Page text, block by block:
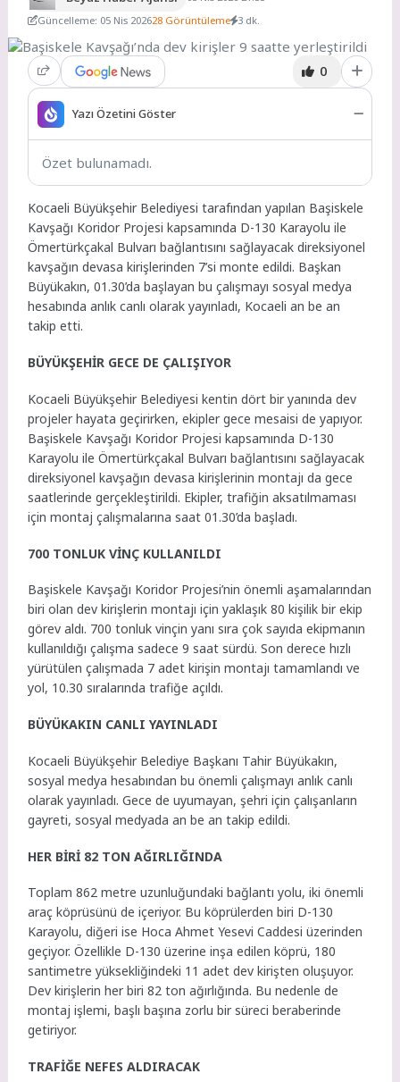
Güncelleme: 05 Nis 202628 Görüntüleme 3 dk.
0
Yazı Özetini Göster
Özet bulunamadı.
Kocaeli Büyükşehir Belediyesi tarafından yapılan Başiskele
Kavşağı Koridor Projesi kapsamında D-130 Karayolu ile
Ömertürkçakal Bulvarı bağlantısını sağlayacak direksiyonel
kavşağın devasa kirişlerinden 7’si monte edildi. Başkan
Büyükakın, 01.30’da başlayan bu çalışmayı sosyal medya
hesabında anlık canlı olarak yayınladı, Kocaeli an be an
takip etti.
BÜYÜKŞEHİR GECE DE ÇALIŞIYOR
Kocaeli Büyükşehir Belediyesi kentin dört bir yanında dev
projeler hayata geçirirken, ekipler gece mesaisi de yapıyor.
Başiskele Kavşağı Koridor Projesi kapsamında D-130
Karayolu ile Ömertürkçakal Bulvarı bağlantısını sağlayacak
direksiyonel kavşağın devasa kirişlerinin montajı da gece
saatlerinde gerçekleştirildi. Ekipler, trafiğin aksatılmaması
için montaj çalışmalarına saat 01.30’da başladı.
700 TONLUK VİNÇ KULLANILDI
Başiskele Kavşağı Koridor Projesi’nin önemli aşamalarından
biri olan dev kirişlerin montajı için yaklaşık 80 kişilik bir ekip
görev aldı. 700 tonluk vinçin yanı sıra çok sayıda ekipmanın
kullanıldığı çalışma sadece 9 saat sürdü. Son derece hızlı
yürütülen çalışmada 7 adet kirişin montajı tamamlandı ve
yol, 10.30 sıralarında trafiğe açıldı.
BÜYÜKAKIN CANLI YAYINLADI
Kocaeli Büyükşehir Belediye Başkanı Tahir Büyükakın,
sosyal medya hesabından bu önemli çalışmayı anlık canlı
olarak yayınladı. Gece de uyumayan, şehri için çalışanların
gayreti, sosyal medyada an be an takip edildi.
HER BİRİ 82 TON AĞIRLIĞINDA
Toplam 862 metre uzunluğundaki bağlantı yolu, iki önemli
araç köprüsünü de içeriyor. Bu köprülerden biri D-130
Karayolu, diğeri ise Hoca Ahmet Yesevi Caddesi üzerinden
geçiyor. Özellikle D-130 üzerine inşa edilen köprü, 180
santimetre yüksekliğindeki 11 adet dev kirişten oluşuyor.
Dev kirişlerin her biri 82 ton ağırlığında. Bu nedenle de
montaj işlemi, başlı başına zorlu bir süreci beraberinde
getiriyor.
TRAFİĞE NEFES ALDIRACAK